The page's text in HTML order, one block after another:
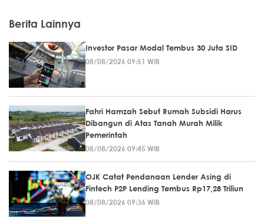
Berita Lainnya
Investor Pasar Modal Tembus 30 Juta SID
08/08/2026 09:51 WIB
Fahri Hamzah Sebut Rumah Subsidi Harus
Dibangun di Atas Tanah Murah Milik
Pemerintah
08/08/2026 09:45 WIB
OJK Catat Pendanaan Lender Asing di
Fintech P2P Lending Tembus Rp17,28 Triliun
08/08/2026 09:36 WIB